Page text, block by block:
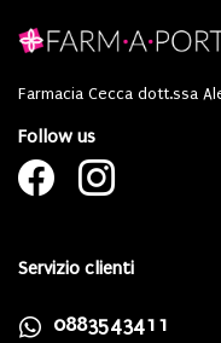
Farmacia Cecca dott.ssa
Follow us
Servizio clienti
0883543411